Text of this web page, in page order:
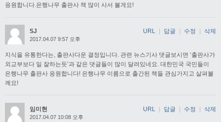
응원합니다.은행나무 출판사 책 많이 사서 볼게요!
SJ
2017.04.07 9:57 오후
지식을 유통한다는, 출판사다운 결정입니다. 관련 뉴스기사 댓글보시면 ‘출판사가
외교부보다 일 잘하는듯’과 같은 댓글들이 많이 달려있네요. 대한민국 국민들이
은행나무 출판사 응원합니다! 은행나무 이름으로 출간된 책들 관심가지고 살펴볼
께요!
URL 답글 수정 삭제
임미현
2017.04.07 10:08 오후
URL | 답글 | 수정 | 삭제